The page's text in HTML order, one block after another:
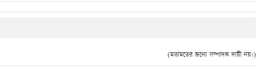
(মতামতের জন্যে সম্পাদক দায়ী নয়।)